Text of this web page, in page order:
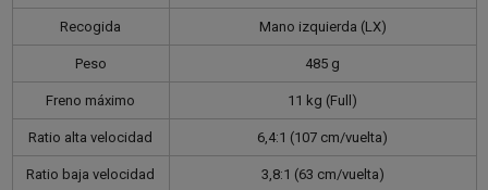
Recogida Mano izquierda (LX)
Peso 485 g
Freno máximo 11 kg (Full)
Ratio alta velocidad 6,4:1 (107 cm/vuelta)
Ratio baja velocidad 3,8:1 (63 cm/vuelta)